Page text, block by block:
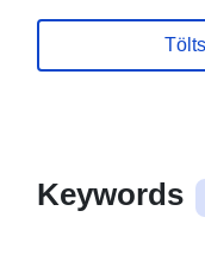
Keywords